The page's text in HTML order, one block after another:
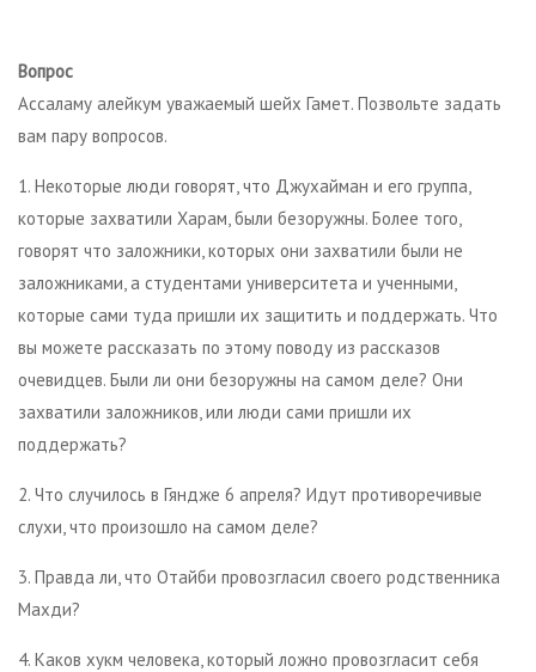
Вопрос
Ассаламу алейкум уважаемый шейх Гамет. Позвольте задать
вам пару вопросов.
1. Некоторые люди говорят, что Джухайман и его группа,
которые захватили Харам, были безоружны. Более того,
говорят что заложники, которых они захватили были не
заложниками, а студентами университета и ученными,
которые сами туда пришли их защитить и поддержать. Что
вы можете рассказать по этому поводу из рассказов
очевидцев. Были ли они безоружны на самом деле? Они
захватили заложников, или люди сами пришли их
поддержать?
2. Что случилось в Гяндже 6 апреля? Идут противоречивые
слухи, что произошло на самом деле?
3. Правда ли, что Отайби провозгласил своего родственника
Махди?
4. Каков хукм человека, который ложно провозгласит себя